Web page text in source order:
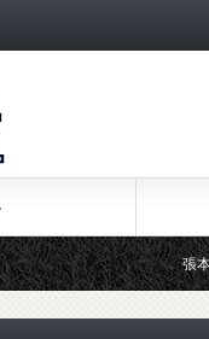
張本智和 チョレ